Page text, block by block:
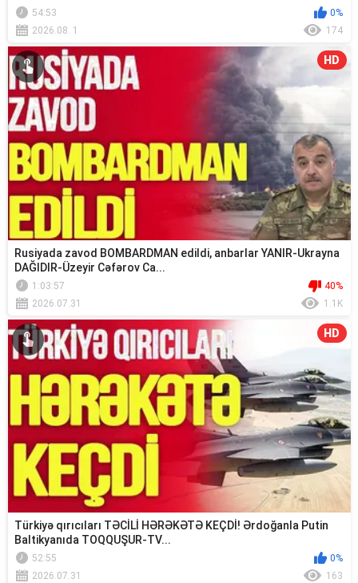
54:53
0%
2026.08. 1
174
HD
Rusiyada zavod BOMBARDMAN edildi, anbarlar YANIR-Ukrayna
DAĞIDIR-Üzeyir Cəfərov Ca...
1:03:57
40%
2026.07.31
1.1K
HD
Türkiyə qırıcıları TƏCİLİ HƏRƏKƏTƏ KEÇDİ! Ərdoğanla Putin
Baltikyanıda TOQQUŞUR-TV...
52:55
0%
2026.07.31
163